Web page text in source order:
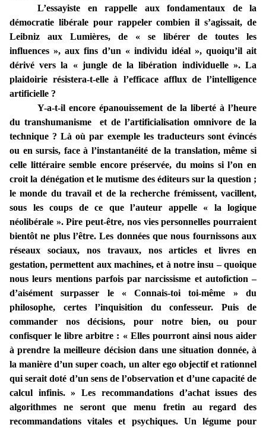
L’essayiste en rappelle aux fondamentaux de la
démocratie libérale pour rappeler combien il s’agissait, de
Leibniz aux Lumières, de « se libérer de toutes les
influences », aux fins d’un « individu idéal », quoiqu’il ait
dérivé vers la « jungle de la libération individuelle ». La
plaidoirie résistera-t-elle à l’efficace afflux de l’intelligence
artificielle ?
Y-a-t-il encore épanouissement de la liberté à l’heure
du transhumanisme et de l’artificialisation omnivore de la
technique ? Là où par exemple les traducteurs sont évincés
ou en sursis, face à l’instantanéité de la translation, même si
celle littéraire semble encore préservée, du moins si l’on en
croit la dénégation et le mutisme des éditeurs sur la question ;
le monde du travail et de la recherche frémissent, vacillent,
sous les coups de ce que l’auteur appelle « la ­logique
néolibérale ». Pire peut-être, nos vies personnelles pourraient
bientôt ne plus l’être. Les données que nous fournissons aux
réseaux sociaux, nos travaux, nos articles et livres en
gestation, permettent aux machines, et à notre insu – quoique
nous leurs mentions parfois par narcissisme et autofiction –
d’aisément surpasser le « Connais-toi toi-même » du
philosophe, certes l’inquisition du confesseur. Puis de
commander nos décisions, pour notre bien, ou pour
confisquer le libre arbitre : « Elles pourront ainsi nous aider
à prendre la meilleure décision dans une situation donnée, à
la manière d’un super coach, un alter ego objectif et rationnel
qui serait doté d’un sens de l’observation et d’une capacité de
calcul infinis. »
Les recommandations d’achat issues des
algorithmes ne seront que menu fretin au regard des
recommandations vitales et psychiques. Un légume pour